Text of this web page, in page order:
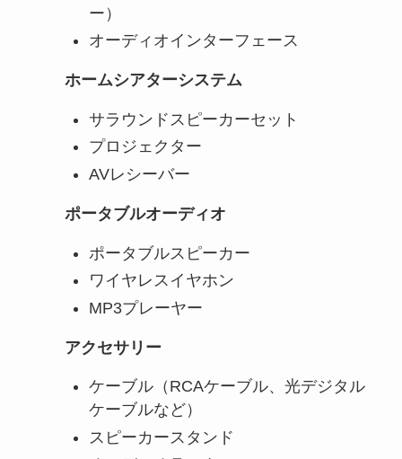
ー）
オーディオインターフェース
ホームシアターシステム
サラウンドスピーカーセット
プロジェクター
AVレシーバー
ポータブルオーディオ
ポータブルスピーカー
ワイヤレスイヤホン
MP3プレーヤー
アクセサリー
ケーブル（RCAケーブル、光デジタル
ケーブルなど）
スピーカースタンド